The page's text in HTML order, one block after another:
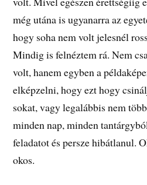
még utána is ugyanarra az
hogy soha nem volt jelesnél
Mindig is felnéztem rá. Nem
volt, hanem egyben a
elképzelni, hogy ezt hogy
sokat, vagy legalábbis nem
minden nap, minden
feladatot és persze hibátlanul.
okos.